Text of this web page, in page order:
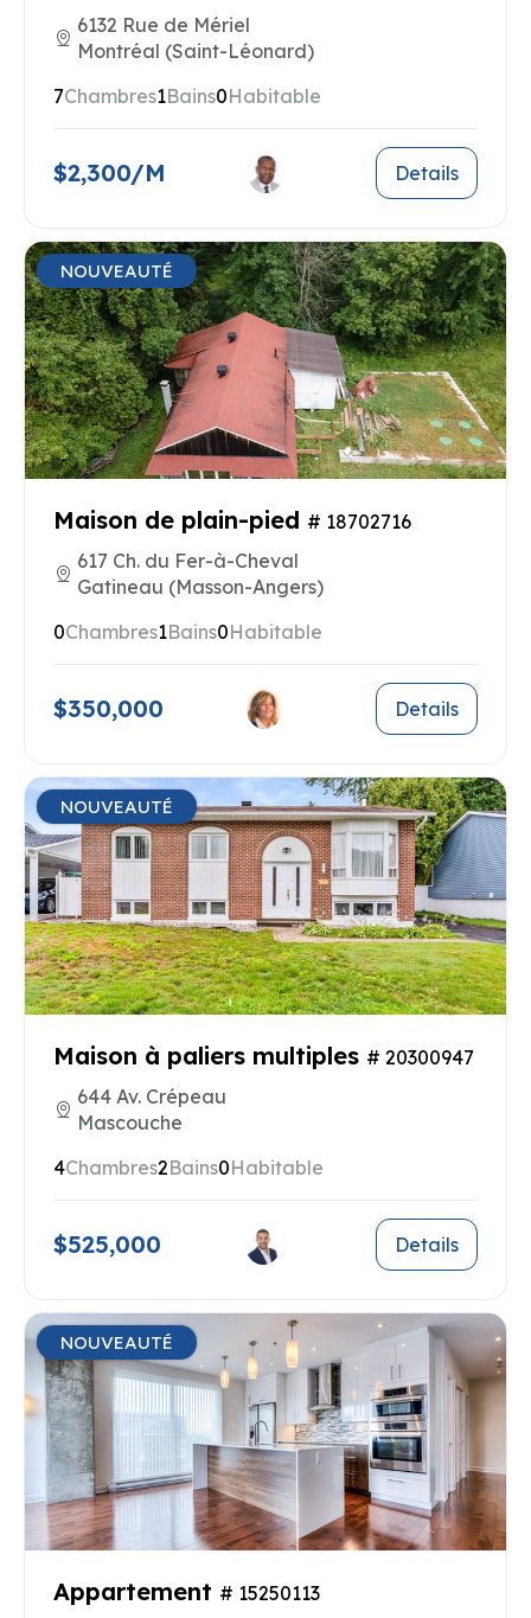
6132 Rue de Mériel
Montréal (Saint-Léonard)
7Chambres1Bains0Habitable
$2,300/M Details
NOUVEAUTÉ
Maison de plain-pied # 18702716
617 Ch. du Fer-à-Cheval
Gatineau (Masson-Angers)
0Chambres1Bains0Habitable
$350,000 Details
NOUVEAUTÉ
Maison à paliers multiples # 20300947
644 Av. Crépeau
Mascouche
4Chambres2Bains0Habitable
$525,000 Details
NOUVEAUTÉ
Appartement # 15250113